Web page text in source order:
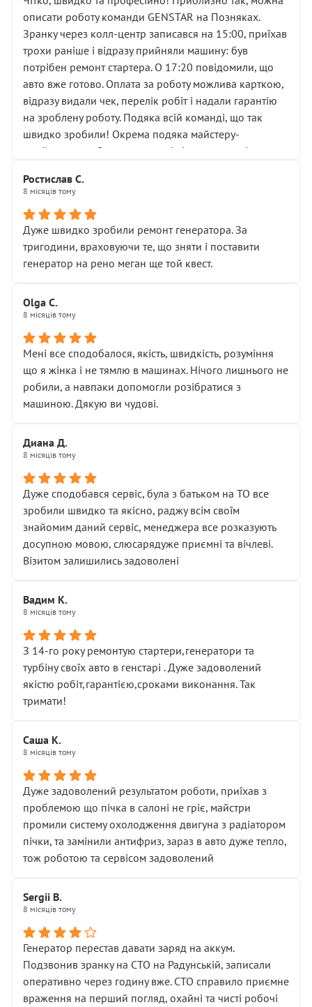
Що прикро — це не перший мій візит. Раніше міняв у
вас стартер, і тоді сервіс наче справив хороше
враження. Але згодом знайшов декілька гайок під
лобовим склом. Мені пояснили, що це “старі гайки, які
відкручували”, і попросили не хвилюватися. ( надіюсь
новий власник, не застяг в полі))
Але після нинішнього візиту такі дрібниці вже не
здаються дрібницями.
Я — клієнт, який працює на довірі, і саме її цей сервіс
Хотілося б більше:
• належної уваги до авто
• прозорості в роботах і рахунках
• реальної діагностики, а не формального
“подивились і поїхав”
На жаль, складається враження, що сервіс працює не
Стосовно комунікації - все добре
описати роботу команди GENSTAR на Позняках.
Зранку через колл-центр записався на 15:00, приїхав
трохи раніше і відразу прийняли машину: був
потрібен ремонт стартера. О 17:20 повідомили, що
авто вже готово. Оплата за роботу можлива карткою,
відразу видали чек, перелік робіт і надали гарантію
на зроблену роботу. Подяка всій команді, що так
швидко зробили! Окрема подяка майстеру-
приймальнику Олександру: всі чітко та по суті.
звертатися до цього автосервісу.
Ростислав С.
8 місяців тому
Дуже швидко зробили ремонт генератора. За
тригодини, враховуючи те, що зняти і поставити
генератор на рено меган ще той квест.
Olga С.
8 місяців тому
Мені все сподобалося, якість, швидкість, розуміння
що я жінка і не тямлю в машинах. Нічого лишнього не
робили, а навпаки допомогли розібратися з
машиною. Дякую ви чудові.
Диана Д.
8 місяців тому
Дуже сподобався сервіс, була з батьком на ТО все
зробили швидко та якісно, раджу всім своїм
знайомим даний сервіс, менеджера все розказують
досупною мовою, слюсарядуже приємні та вічлеві.
Візитом залишились задоволені
Вадим К.
8 місяців тому
З 14-го року ремонтую стартери,генератори та
турбіну своїх авто в генстарі . Дуже задоволений
якістю робіт,гарантією,сроками виконання. Так
тримати!
Саша К.
8 місяців тому
Дуже задоволений результатом роботи, приїхав з
проблемою що пічка в салоні не гріє, майстри
промили систему охолодження двигуна з радіатором
пічки, та замінили антифриз, зараз в авто дуже тепло,
тож роботою та сервісом задоволений
Sergii B.
8 місяців тому
Генератор перестав давати заряд на аккум.
Подзвонив зранку на СТО на Радунській, записали
оперативно через годину вже. СТО справило приємне
враження на перший погляд, охайні та чисті робочі